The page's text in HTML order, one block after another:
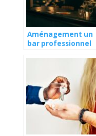
Aménagement un
bar professionnel